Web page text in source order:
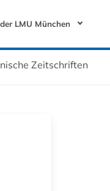
LMU München
Zeitschriften